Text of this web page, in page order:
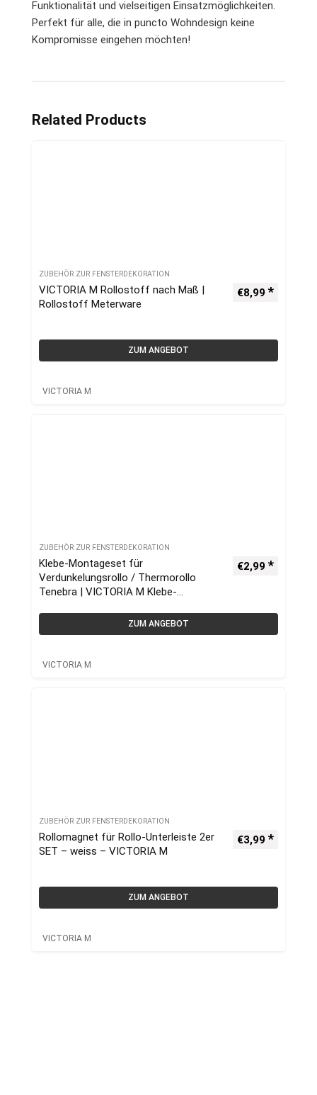
Funktionalität und vielseitigen Einsatzmöglichkeiten.
Perfekt für alle, die in puncto Wohndesign keine
Kompromisse eingehen möchten!
Related Products
ZUBEHÖR ZUR FENSTERDEKORATION
VICTORIA M Rollostoff nach Maß |
Rollostoff Meterware
€8,99
ZUM ANGEBOT
VICTORIA M
ZUBEHÖR ZUR FENSTERDEKORATION
Klebe-Montageset für
Verdunkelungsrollo / Thermorollo
Tenebra | VICTORIA M Klebe-
€2,99
ZUM ANGEBOT
VICTORIA M
ZUBEHÖR ZUR FENSTERDEKORATION
Rollomagnet für Rollo-Unterleiste 2er
SET – weiss – VICTORIA M
€3,99
ZUM ANGEBOT
VICTORIA M